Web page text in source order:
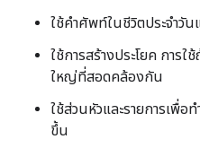
ใช้คำศัพท์ในชีวิตประจำวัน
ใช้การสร้างประโยค การ
ใหญ่ที่สอดคล้องกัน
ใช้ส่วนหัวและรายการเพื่อ
ขึ้น